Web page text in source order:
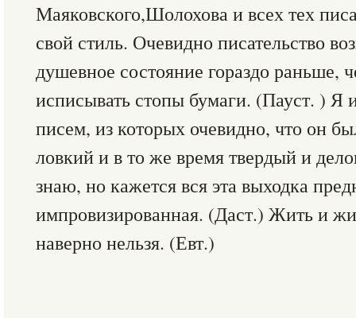
Маяковского,Шолохова и всех тех
свой стиль. Очевидно писательство
душевное состояние гораздо раньше,
исписывать стопы бумаги. (Пауст. ) Я
писем, из которых очевидно, что он
ловкий и в то же время твердый и
знаю, но кажется вся эта выходка
импровизированная. (Даст.) Жить и
наверно нельзя. (Евт.)